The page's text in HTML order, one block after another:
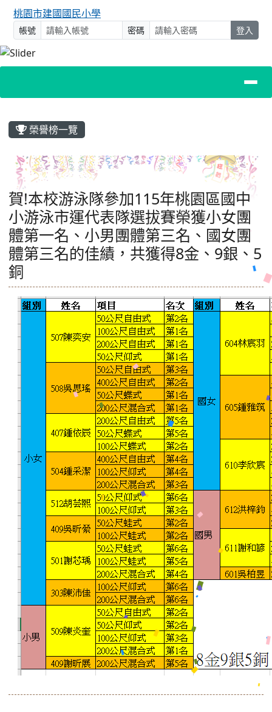
桃園市建國國民小學
帳號 密碼 登入
主內容區域
榮譽榜一覽
賀!本校游泳隊參加115年桃園區國中
小游泳市運代表隊選拔賽榮獲小女團
體第一名、小男團體第三名、國女團
體第三名的佳績，共獲得8金、9銀、5
銅